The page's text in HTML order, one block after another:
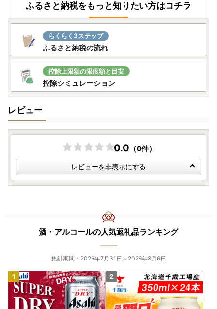
ふるさと納税をもっと知りたい方はコチラ
らくらく3ステップ
ふるさと納税の流れ
控除上限額の限度額と目安
控除シミュレーション
レビュー
0.0 （0件）
レビューを非表示にする
酒・アルコールの人気返礼品ランキング
集計期間：2026年7月31日～2026年8月6日